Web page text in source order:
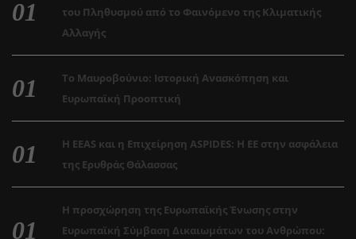
του Πληθυσμού από το Φαινόμενο της Κλιματικής
Αλλαγής
Το Μαυροβούνιο: Ιστορική Ανασκόπηση και
Ευρωπαϊκή Προοπτική
Η EEAS και η Επιχείρηση ASPIDES: Η ΕΕ στην ασφάλεια
της Ερυθράς Θάλασσας
Η προσχώρηση της Ευρωπαϊκής Ένωσης στην
Ευρωπαϊκή Σύμβαση Δικαιωμάτων του Ανθρώπου: